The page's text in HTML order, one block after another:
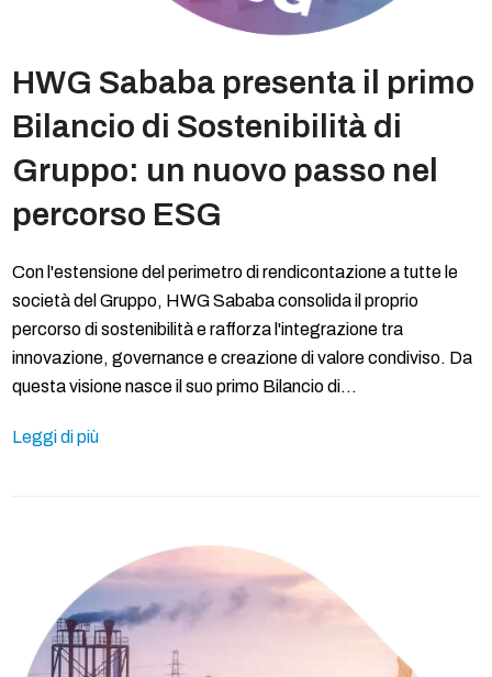
HWG Sababa presenta il primo
Bilancio di Sostenibilità di
Gruppo: un nuovo passo nel
percorso ESG
Con l'estensione del perimetro di rendicontazione a tutte le
società del Gruppo, HWG Sababa consolida il proprio
percorso di sostenibilità e rafforza l'integrazione tra
innovazione, governance e creazione di valore condiviso. Da
questa visione nasce il suo primo Bilancio di…
Leggi di più